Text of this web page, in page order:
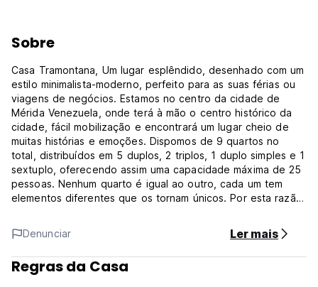
Sobre
Casa Tramontana, Um lugar esplêndido, desenhado com um
estilo minimalista-moderno, perfeito para as suas férias ou
viagens de negócios. Estamos no centro da cidade de
Mérida Venezuela, onde terá à mão o centro histórico da
cidade, fácil mobilização e encontrará um lugar cheio de
muitas histórias e emoções. Dispomos de 9 quartos no
total, distribuídos em 5 duplos, 2 triplos, 1 duplo simples e 1
sextuplo, oferecendo assim uma capacidade máxima de 25
pessoas. Nenhum quarto é igual ao outro, cada um tem
elementos diferentes que os tornam únicos. Por esta razão,
mais lhe agradam para o seu alojamento e a desfrutar dos
seguintes serviços: -TV com Netflix - Água quente - WIFI
grátis - Limpeza diária - Ar condicionado (exceto quartos
Standard) - Serviço de lavandaria (pago) - Serviço de
Denunciar Ler mais
Regras da Casa